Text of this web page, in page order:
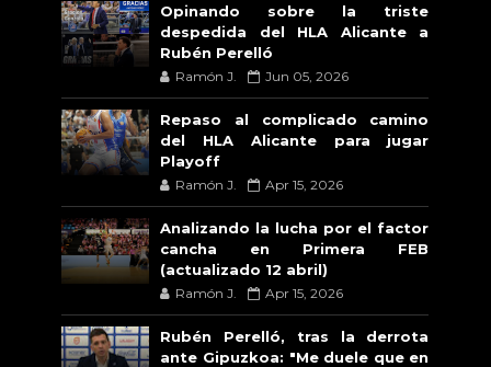
Opinando sobre la triste
despedida del HLA Alicante a
Rubén Perelló
Ramón J. Jun 05, 2026
Repaso al complicado camino
del HLA Alicante para jugar
Playoff
Ramón J. Apr 15, 2026
Analizando la lucha por el factor
cancha en Primera FEB
(actualizado 12 abril)
Ramón J. Apr 15, 2026
Rubén Perelló, tras la derrota
ante Gipuzkoa: "Me duele que en